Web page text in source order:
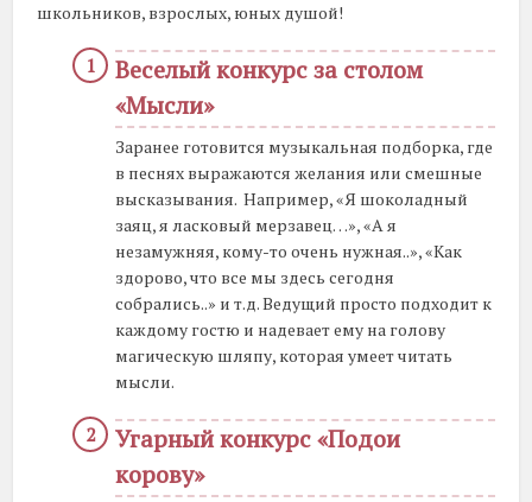
школьников, взрослых, юных душой!
Веселый конкурс за столом
«Мысли»
Заранее готовится музыкальная подборка, где
в песнях выражаются желания или смешные
высказывания. Например, «Я шоколадный
заяц, я ласковый мерзавец…», «А я
незамужняя, кому-то очень нужная..», «Как
здорово, что все мы здесь сегодня
собрались..» и т.д. Ведущий просто подходит к
каждому гостю и надевает ему на голову
магическую шляпу, которая умеет читать
мысли.
Угарный конкурс «Подои
корову»